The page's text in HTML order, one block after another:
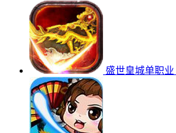
盛世皇城单职业